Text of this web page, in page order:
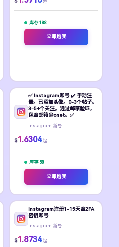
库存 188
立即购买
✅ Instagram账号 ✔️ 手动注
册。已添加头像。0-3个帖子。
3-5+个关注。通过邮箱验证，
包含邮箱@onet。✅
Instagram 新号
$1.6304 起
库存 58
立即购买
Instagram注册1-15天含2FA
密钥账号
Instagram 新号
$1.8734 起